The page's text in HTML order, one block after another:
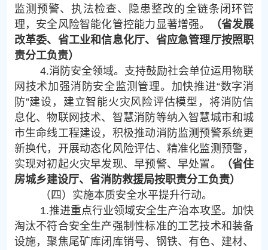
监测预警、执法检查、隐患整改的全链条闭环管
理，安全风险智能化管控能力显著增强。
（省发展
改革委、省工业和信息化厅、省应急管理厅按照职
责分工负责）
4.消防安全领域。支持鼓励社会单位运用物联
网技术加强消防安全监测管理。加快推进“数字消
防”建设，建立智能火灾风险评估模型，将消防信
息化、物联网技术、智慧消防等纳入智慧城市和城
市生命线工程建设，积极推动消防监测预警系统更
新换代，开展动态化风险评估、精准化监测预警，
实现对初起火灾早发现、早预警、早处置。
（省住
房城乡建设厅、省消防救援局按职责分工负责）
（四）实施本质安全水平提升行动。
1.推进重点行业领域安全生产治本攻坚。加快
淘汰不符合安全生产强制性标准的工艺技术和装备
设施，聚焦尾矿库闭库销号、钢铁、有色、建材、